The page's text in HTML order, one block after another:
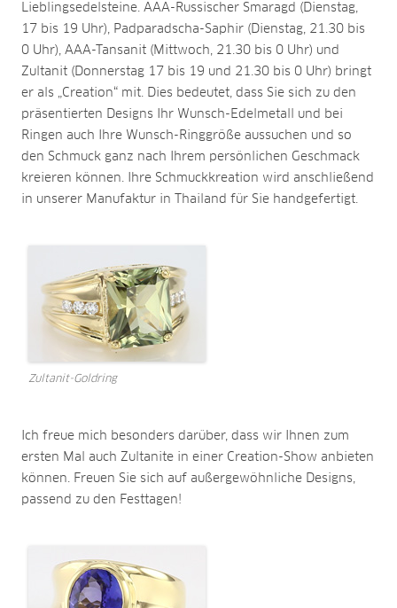
Lieblingsedelsteine. AAA-Russischer Smaragd (Dienstag,
17 bis 19 Uhr), Padparadscha-Saphir (Dienstag, 21.30 bis
0 Uhr), AAA-Tansanit (Mittwoch, 21.30 bis 0 Uhr) und
Zultanit (Donnerstag 17 bis 19 und 21.30 bis 0 Uhr) bringt
er als „Creation“ mit. Dies bedeutet, dass Sie sich zu den
präsentierten Designs Ihr Wunsch-Edelmetall und bei
Ringen auch Ihre Wunsch-Ringgröße aussuchen und so
den Schmuck ganz nach Ihrem persönlichen Geschmack
kreieren können. Ihre Schmuckkreation wird anschließend
in unserer Manufaktur in Thailand für Sie handgefertigt.
Zultanit-Goldring
Ich freue mich besonders darüber, dass wir Ihnen zum
ersten Mal auch Zultanite in einer Creation-Show anbieten
können. Freuen Sie sich auf außergewöhnliche Designs,
passend zu den Festtagen!